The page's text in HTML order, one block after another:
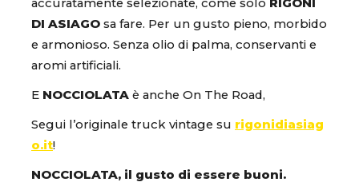
accuratamente selezionate, come solo RIGONI
DI ASIAGO sa fare. Per un gusto pieno, morbido
e armonioso. Senza olio di palma, conservanti e
aromi artificiali.
E NOCCIOLATA è anche On The Road,
Segui l’originale truck vintage su rigonidiasiag
o.it!
NOCCIOLATA, il gusto di essere buoni.